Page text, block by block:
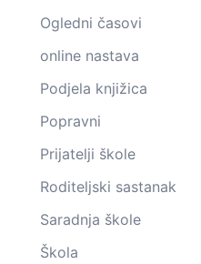
Ogledni časovi
online nastava
Podjela knjižica
Popravni
Prijatelji škole
Roditeljski sastanak
Saradnja škole
Škola